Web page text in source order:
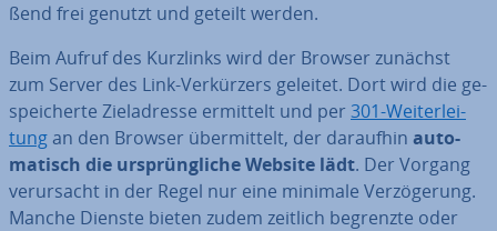
ßend frei genutzt und geteilt werden.
Beim Aufruf des Kurzlinks wird der Browser zunächst
zum Server des Link-Ver­kür­zers geleitet. Dort wird die ge­
spei­cher­te Ziel­adres­se ermittelt und per 301-Wei­ter­lei­
tungan den Browser über­mit­telt, der daraufhin au­to­
ma­tisch die ur­sprüng­li­che Website lädt. Der Vorgang
ver­ur­sacht in der Regel nur eine minimale Ver­zö­ge­rung.
Manche Dienste bieten zudem zeitlich begrenzte oder